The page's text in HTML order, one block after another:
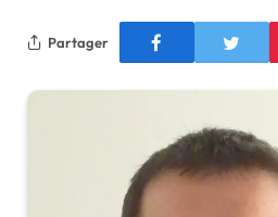
Partager